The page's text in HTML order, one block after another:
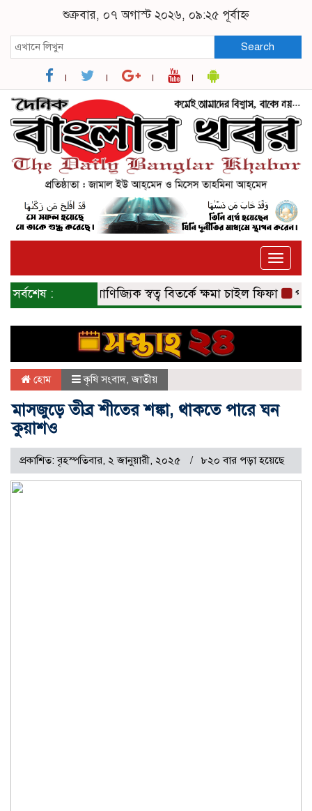
শুক্রবার, ০৭ অগাস্ট ২০২৬, ০৯:২৫ পূর্বাহ্ন
Search
Toggle
সর্বশেষ :বিশ্বকাপ বাণিজ্যিক স্বত্ব বিতর্কে ক্ষমা চাইল ফিফা
হোম কৃষি সংবাদ,জাতীয়
মাসজুড়ে তীব্র শীতের শঙ্কা, থাকতে পারে ঘন
কুয়াশও
প্রকাশিত: বৃহস্পতিবার, ২ জানুয়ারী, ২০২৫ ৮২০ বার পড়া হয়েছে